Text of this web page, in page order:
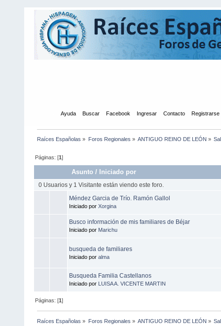
Ayuda Buscar Facebook Ingresar Contacto Registrarse
Raíces Españolas » Foros Regionales » ANTIGUO REINO DE LEÓN »
Páginas: [1]
Asunto / Iniciado por
0 Usuarios y 1 Visitante están viendo este foro.
Méndez Garcia de Trío. Ramón Gallol
Iniciado por Xorgina
Busco información de mis familiares de Béjar
Iniciado por Marichu
busqueda de familiares
Iniciado por alma
Busqueda Familia Castellanos
Iniciado por LUISA A. VICENTE MARTIN
Páginas: [1]
Raíces Españolas » Foros Regionales » ANTIGUO REINO DE LEÓN »